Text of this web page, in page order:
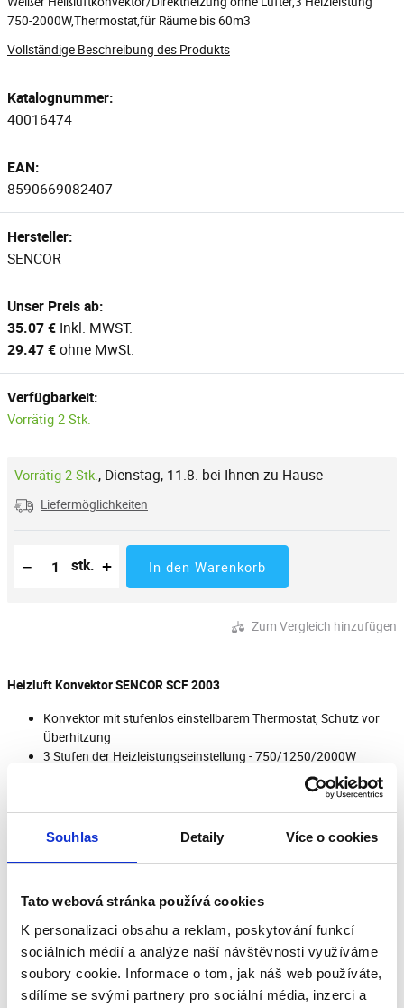
Souhlas Detaily Více o cookies
Tato webová stránka používá cookies
K personalizaci obsahu a reklam, poskytování funkcí
sociálních médií a analýze naší návštěvnosti využíváme
soubory cookie. Informace o tom, jak náš web používáte,
sdílíme se svými partnery pro sociální média, inzerci a
750-2000W,Thermostat,für Räume bis 60m3
Vollständige Beschreibung des Produkts
Katalognummer:
40016474
EAN:
8590669082407
Hersteller:
SENCOR
Unser Preis ab:
35.07 € Inkl. MWST.
29.47 €ohne MwSt.
Verfügbarkeit:
Vorrätig 2 Stk.
Vorrätig 2 Stk., Dienstag, 11.8. bei Ihnen zu Hause
Liefermöglichkeiten
−
Reduzierung der Menge
Anzahl der Stücke
stk. + In den Warenkorb
Zum Vergleich hinzufügen
Heizluft Konvektor SENCOR SCF 2003
Konvektor mit stufenlos einstellbarem Thermostat, Schutz vor
Überhitzung
3 Stufen der Heizleistungseinstellung - 750/1250/2000W
Heizung auf Licht
Integrierte Griffe zum einfachen Tragen des Geräts
Herunterladen